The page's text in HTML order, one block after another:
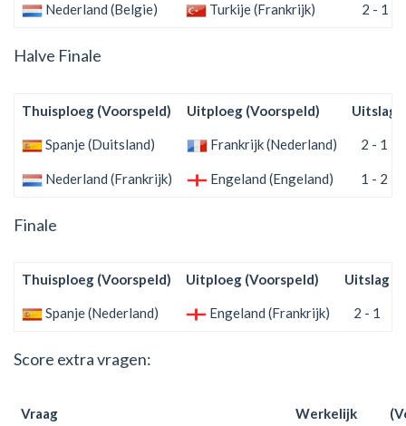
Nederland (Belgie) Turkije (Frankrijk) 2 - 1
Halve Finale
Thuisploeg (Voorspeld) Uitploeg (Voorspeld) Uitslag
Spanje (Duitsland) Frankrijk (Nederland) 2 - 1
Nederland (Frankrijk) Engeland (Engeland) 1 - 2
Finale
Thuisploeg (Voorspeld) Uitploeg (Voorspeld) Uitslag
Spanje (Nederland) Engeland (Frankrijk) 2 - 1
Score extra vragen:
Vraag Werkelijk